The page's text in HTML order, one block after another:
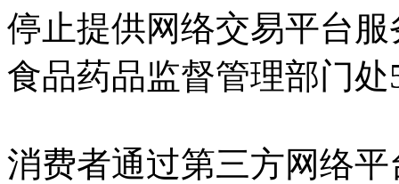
停止提供网络交易平台
食品药品监督管理部门
消费者通过第三方网络